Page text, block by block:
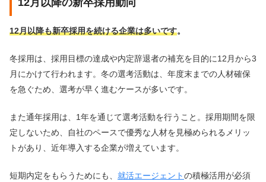
12月以降も新卒採用を続ける企業は多いです。
冬採用は、採用目標の達成や内定辞退者の補充を目的に12月から3
月にかけて行われます。冬の選考活動は、年度末までの人材確保
を急ぐため、選考が早く進むケースが多いです。
また通年採用は、1年を通じて選考活動を行うこと。採用期間を限
定しないため、自社のペースで優秀な人材を見極められるメリッ
トがあり、近年導入する企業が増えています。
短期内定をもらうためにも、 就活エージェントの積極活用が必須